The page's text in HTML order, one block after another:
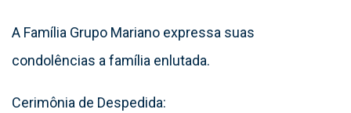
A Família Grupo Mariano expressa suas
condolências a família enlutada.
Cerimônia de Despedida: